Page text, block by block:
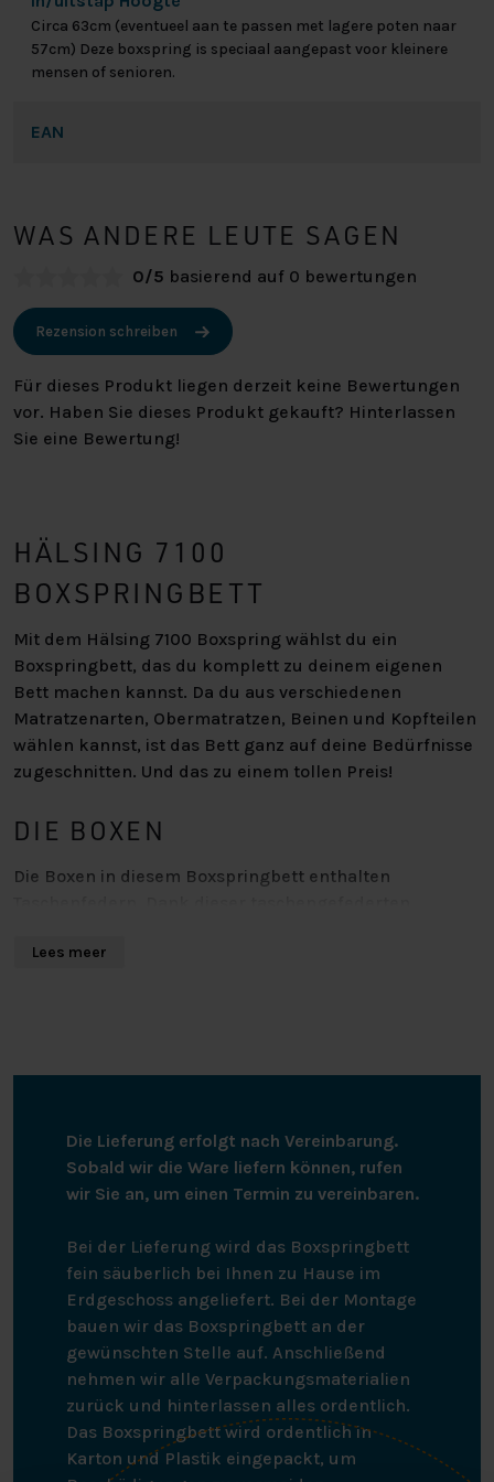
Circa 63cm (eventueel aan te passen met lagere poten naar
57cm) Deze boxspring is speciaal aangepast voor kleinere
mensen of senioren.
EAN
WAS ANDERE LEUTE SAGEN
0/5 basierend auf 0 bewertungen
Rezension schreiben
Für dieses Produkt liegen derzeit keine Bewertungen
vor. Haben Sie dieses Produkt gekauft? Hinterlassen
Sie eine Bewertung!
HÄLSING 7100
BOXSPRINGBETT
Mit dem Hälsing 7100 Boxspring wählst du ein
Boxspringbett, das du komplett zu deinem eigenen
Bett machen kannst. Da du aus verschiedenen
Matratzenarten, Obermatratzen, Beinen und Kopfteilen
wählen kannst, ist das Bett ganz auf deine Bedürfnisse
zugeschnitten. Und das zu einem tollen Preis!
DIE BOXEN
Die Boxen in diesem Boxspringbett enthalten
seltener Beschwerden, wenn du auf der falschen Seite
DIE MATRATZEN
Halt und maximalen Komfort beim Schlafen bietet,
denkst du an die Taschenfederkernmatratze des
Hälsing 7100. Diese Matratze besteht aus 9
Komfortzonen, die dafür sorgen, dass sich die Matratze
auf Höhe deines Rückens, deiner Hüften und deiner
Schultern optimal um deinen Körper formen kann. Da
die Taschenfederkernmatratzen mit HR-40 Kaltschaum
überzogen sind, verfügen sie über eine hervorragende
Belüftung. Diese Matratzen gibt es in drei
Lees meer
Die Lieferung erfolgt nach Vereinbarung.
Sobald wir die Ware liefern können, rufen
wir Sie an, um einen Termin zu vereinbaren.
Bei der Lieferung wird das Boxspringbett
fein säuberlich bei Ihnen zu Hause im
Erdgeschoss angeliefert. Bei der Montage
bauen wir das Boxspringbett an der
gewünschten Stelle auf. Anschließend
nehmen wir alle Verpackungsmaterialien
zurück und hinterlassen alles ordentlich.
Das Boxspringbett wird ordentlich in
Karton und Plastik eingepackt, um